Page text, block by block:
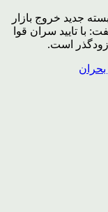
جدید خروج بازار
با تایید سران قوا
است.